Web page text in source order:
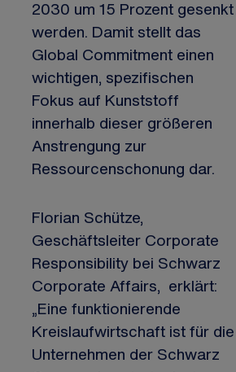
2030 um 15 Prozent gesenkt
werden. Damit stellt das
Global Commitment einen
wichtigen, spezifischen
Fokus auf Kunststoff
innerhalb dieser größeren
Anstrengung zur
Ressourcenschonung dar.
Florian Schütze,
Geschäftsleiter Corporate
Responsibility bei Schwarz
Corporate Affairs, erklärt:
„Eine funktionierende
Kreislaufwirtschaft ist für die
Unternehmen der Schwarz